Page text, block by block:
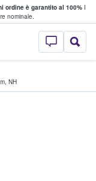
ordine è garantito al 100%I
nominale.
- Dove
, NH